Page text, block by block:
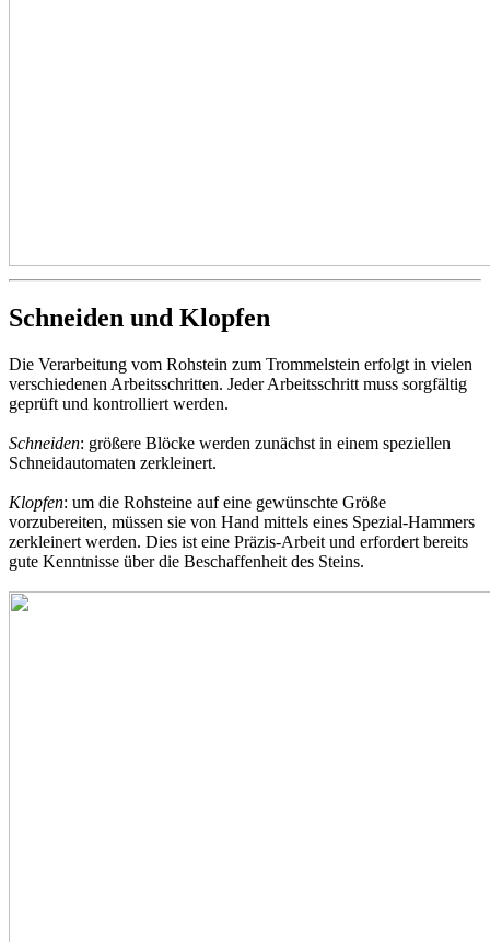
Schneiden und Klopfen
Die Verarbeitung vom Rohstein zum Trommelstein erfolgt in vielen
verschiedenen Arbeitsschritten. Jeder Arbeitsschritt muss sorgfältig
geprüft und kontrolliert werden.
Schneiden: größere Blöcke werden zunächst in einem speziellen
Schneidautomaten zerkleinert.
Klopfen: um die Rohsteine auf eine gewünschte Größe
vorzubereiten, müssen sie von Hand mittels eines Spezial-Hammers
zerkleinert werden. Dies ist eine Präzis-Arbeit und erfordert bereits
gute Kenntnisse über die Beschaffenheit des Steins.